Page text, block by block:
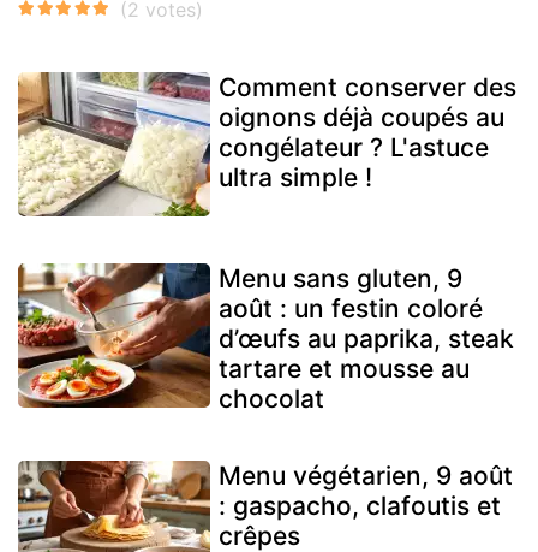
Comment conserver des
oignons déjà coupés au
congélateur ? L'astuce
ultra simple !
Menu sans gluten, 9
août : un festin coloré
d’œufs au paprika, steak
tartare et mousse au
chocolat
Menu végétarien, 9 août
: gaspacho, clafoutis et
crêpes